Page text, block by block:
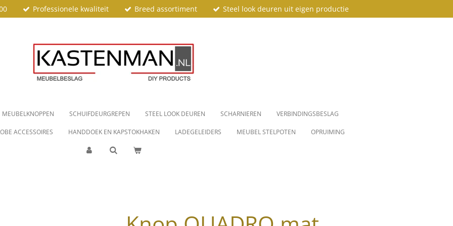
Professionele kwaliteit Breed assortiment Steel look deuren uit eigen productie
MEUBELKNOPPEN SCHUIFDEURGREPEN STEEL LOOK DEUREN SCHARNIEREN VERBINDINGSBESLAG
ACCESSOIRES HANDDOEK EN KAPSTOKHAKEN LADEGELEIDERS MEUBEL STELPOTEN OPRUIMING